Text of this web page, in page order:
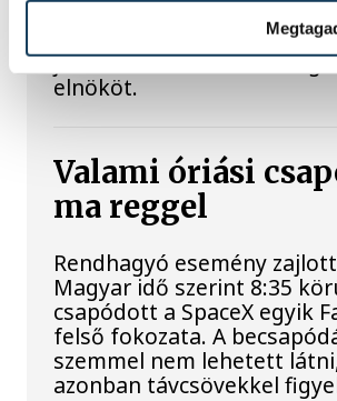
A Tisza-frakció
jövő kedden válassza meg
elnököt.
Valami óriási
ma reggel
Rendhagyó esemény
Magyar idő szerint 8:35
csapódott a SpaceX egyik
felső fokozata. A
szemmel nem lehetett
azonban távcsövekkel